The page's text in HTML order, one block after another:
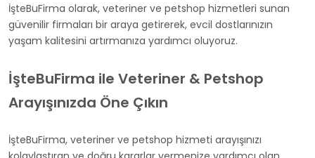
İşteBuFirma olarak, veteriner ve petshop hizmetleri sunan
güvenilir firmaları bir araya getirerek, evcil dostlarınızın
yaşam kalitesini artırmanıza yardımcı oluyoruz.
İşteBuFirma ile Veteriner & Petshop
Arayışınızda Öne Çıkın
İşteBuFirma, veteriner ve petshop hizmeti arayışınızı